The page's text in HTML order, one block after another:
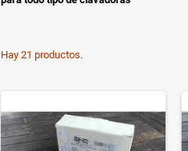
Hay 21 productos.